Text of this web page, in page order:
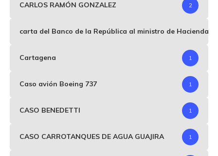
CARLOS RAMÓN GONZALEZ 2
carta del Banco de la República al ministro de Hacienda
Cartagena 1
Caso avión Boeing 737 1
CASO BENEDETTI 1
CASO CARROTANQUES DE AGUA GUAJIRA 1